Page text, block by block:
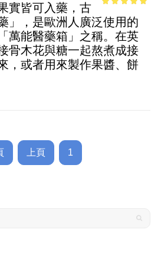
實皆可入藥，古
」，是歐洲人廣泛使用的
萬能醫藥箱」之稱。在英
骨木花與糖一起熬煮成接
，或者用來製作果醬、餅
上頁 1